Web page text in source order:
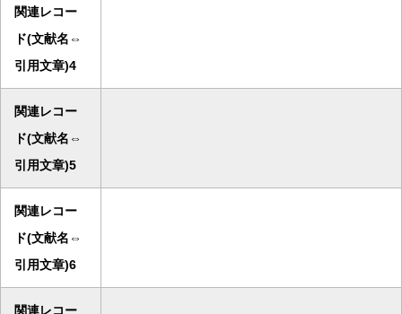
関連レコー
ド(文献名⇔
引用文章)4
関連レコー
ド(文献名⇔
引用文章)5
関連レコー
ド(文献名⇔
引用文章)6
関連レコー